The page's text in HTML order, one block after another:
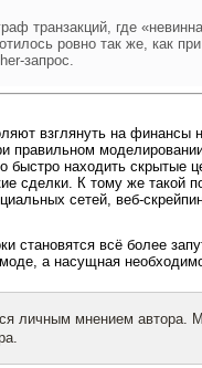
транзакций, где
ровно так же, как
запрос.
взглянуть на финансы
правильном
быстро находить скрытые
сделки. К тому же такой
сетей, веб-
становятся всё более
а насущная
личным мнением автора.